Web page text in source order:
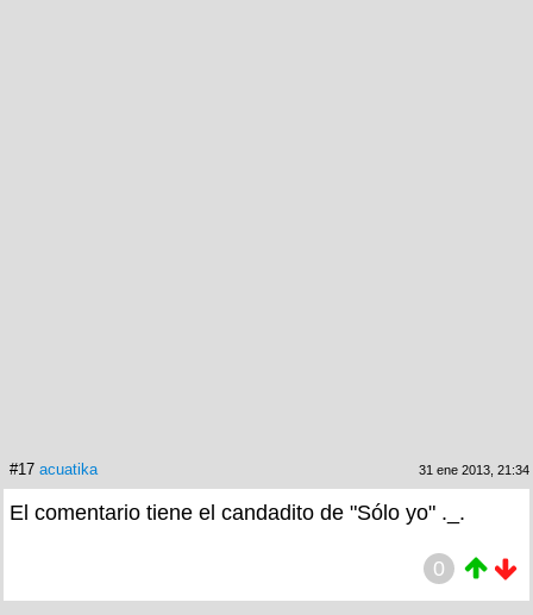
#17 acuatika 31 ene 2013, 21:34
El comentario tiene el candadito de "Sólo yo" ._.
0